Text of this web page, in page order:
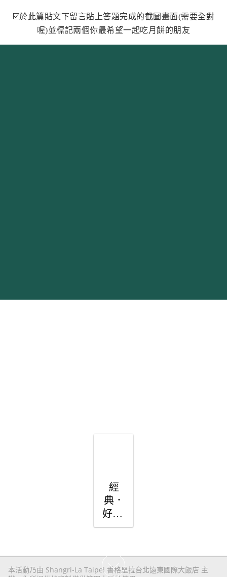
☑️於此篇貼文下留言貼上答題完成的截圖畫面(需要全對
喔)並標記兩個你最希望一起吃月餅的朋友
經
典．
好月
月餅
(價值
1,388
本活動乃由 Shangri-La Taipei 香格里拉台北遠東國際大飯店 主